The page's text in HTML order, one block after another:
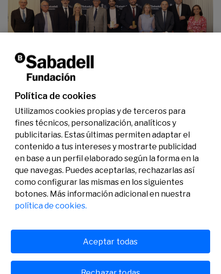
La Fundación Banco Sabadell reconoce a dos
investigadores en los ámbitos de la edición del
genoma y la energía limpia
07/07/2026 Premios
Legal
Aviso legal
Política de privacidad
Actividad
Convocatorias
Premios
Social
Política de cookies
Utilizamos cookies propias y de terceros para
fines técnicos, personalización, analíticos y
publicitarias. Estas últimas permiten adaptar el
contenido a tus intereses y mostrarte publicidad
en base a un perfil elaborado según la forma en la
que navegas. Puedes aceptarlas, rechazarlas así
como configurar las mismas en los siguientes
botones. Más información adicional en nuestra
política de cookies.
Aceptar todas